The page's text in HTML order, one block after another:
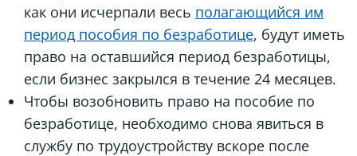
как они исчерпали весь полагающийся им
период пособия по безработице, будут иметь
право на оставшийся период безработицы,
если бизнес закрылся в течение 24 месяцев.
Чтобы возобновить право на пособие по
безработице, необходимо снова явиться в
службу по трудоустройству вскоре после